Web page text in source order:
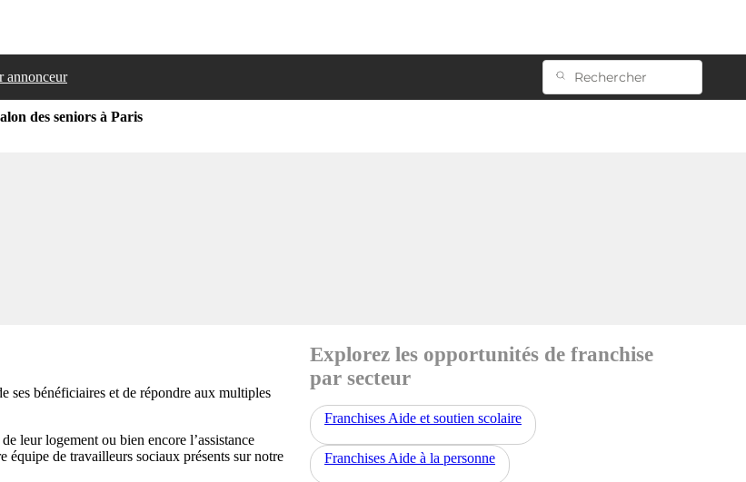
annonceur
des seniors à Paris
ses bénéficiaires et de répondre aux multiples
leur logement ou bien encore l’assistance
équipe de travailleurs sociaux présents sur notre
Explorez les opportunités de franchise
par secteur
Franchises Aide et soutien scolaire
Franchises Aide à la personne